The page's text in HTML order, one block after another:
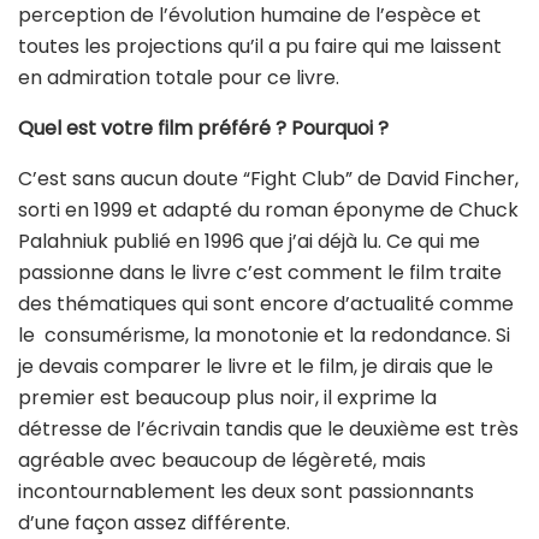
perception de l’évolution humaine de l’espèce et
toutes les projections qu’il a pu faire qui me laissent
en admiration totale pour ce livre.
Quel est votre film préféré ? Pourquoi ?
C’est sans aucun doute “Fight Club” de David Fincher,
sorti en 1999 et adapté du roman éponyme de Chuck
Palahniuk publié en 1996 que j’ai déjà lu. Ce qui me
passionne dans le livre c’est comment le film traite
des thématiques qui sont encore d’actualité comme
le consumérisme, la monotonie et la redondance. Si
je devais comparer le livre et le film, je dirais que le
premier est beaucoup plus noir, il exprime la
détresse de l’écrivain tandis que le deuxième est très
agréable avec beaucoup de légèreté, mais
incontournablement les deux sont passionnants
d’une façon assez différente.